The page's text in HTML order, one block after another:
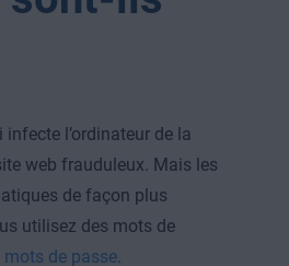
l’ordinateur de la
web frauduleux. Mais les
de façon plus
utilisez des mots de
de passe.